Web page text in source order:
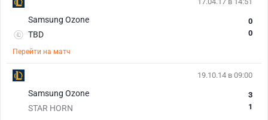
Samsung Ozone
TBD
0
0
Перейти на матч
19.10.14 в 09:00
Samsung Ozone
STAR HORN
3
1